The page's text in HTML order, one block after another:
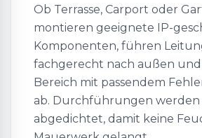
Ob Terrasse, Carport oder
montieren geeignete IP-
Komponenten, führen
fachgerecht nach außen
Bereich mit passendem
ab. Durchführungen werden
abgedichtet, damit keine